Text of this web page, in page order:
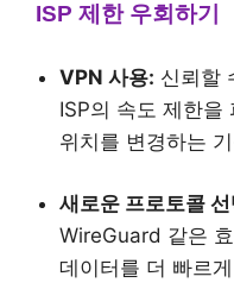
ISP 제한 우회하기
VPN 사용: 신뢰할
ISP의 속도 제한을
위치를 변경하는
새로운 프로토콜
WireGuard 같은
데이터를 더 빠르